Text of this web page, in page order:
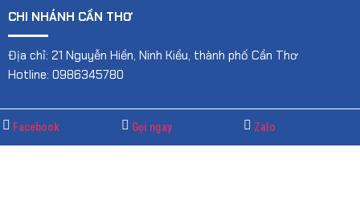
CHI NHÁNH CẦN THƠ
Địa chỉ: 21 Nguyễn Hiền, Ninh Kiều, thành phố Cần Thơ
Hotline: 0986345780
Facebook Gọi ngay Zalo